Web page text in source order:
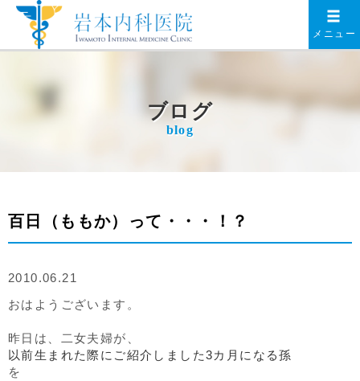
メニュー
ブログ
blog
百日（ももか）って・・・！？
2010.06.21
おはようございます。
昨日は、二女夫婦が、
以前生まれた際にご紹介しました3カ月になる孫
を